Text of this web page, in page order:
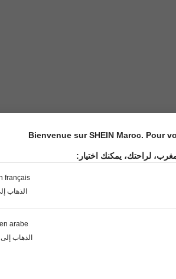
Bienvenue sur SHEIN Maroc. Pour
لراحتك، يمكنك اختيار:
français
الذهاب
arabe
الذهاب إلى